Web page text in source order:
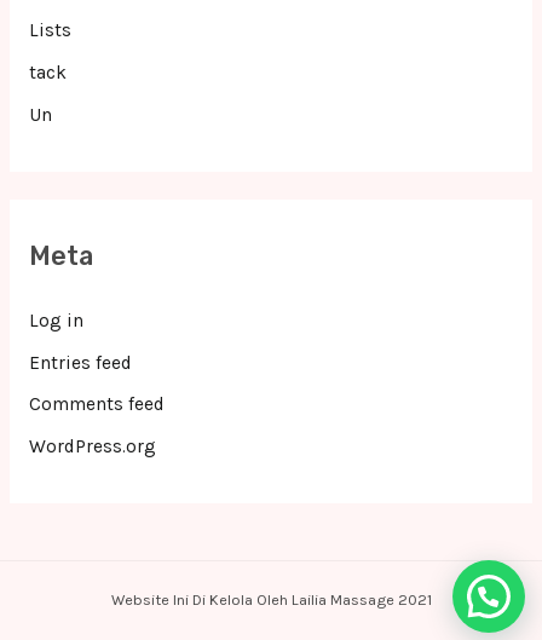
Lists
tack
Un
Meta
Log in
Entries feed
Comments feed
WordPress.org
Website Ini Di Kelola Oleh Lailia Massage 2021